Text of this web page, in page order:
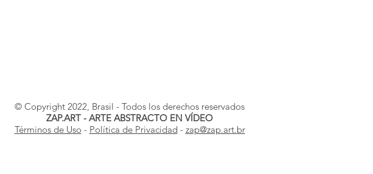
© Copyright 2022, Brasil - Todos los derechos reservados
ZAP.ART - ARTE ABSTRACTO EN VÍDEO
Términos de Uso - Política de Privacidad- zap@zap.art.br